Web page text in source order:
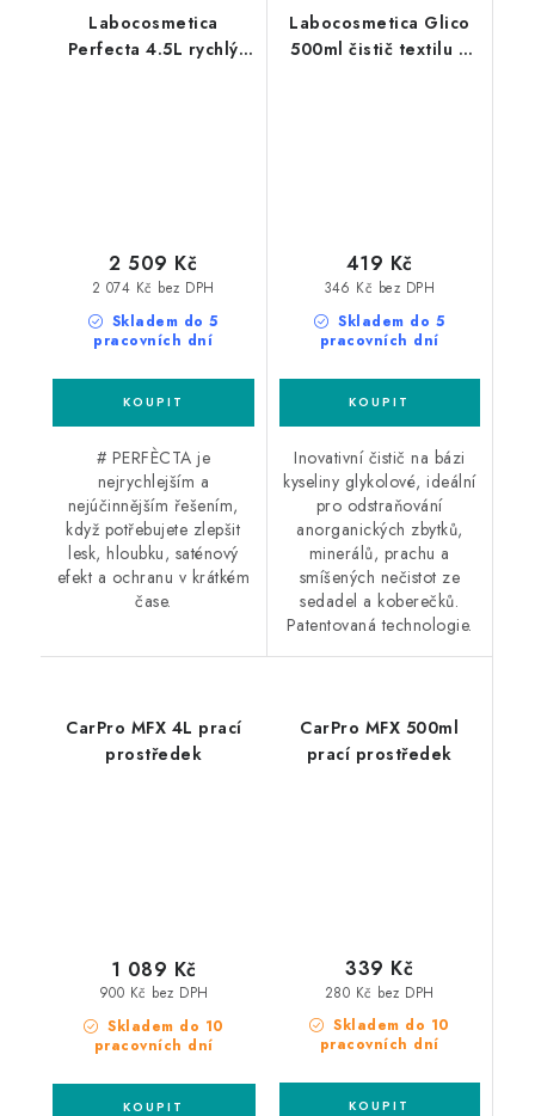
Labocosmetica
Perfecta 4.5L rychlý
Skladem do 5
pracovních dní
2 074 Kč bez DPH
2 509 Kč
# PERFÈCTA je
nejrychlejším a
nejúčinnějším řešením,
když potřebujete zlepšit
lesk, hloubku, saténový
efekt a ochranu v krátkém
čase.
Labocosmetica Glico
500ml čistič textilu a
Skladem do 5
pracovních dní
346 Kč bez DPH
419 Kč
Inovativní čistič na bázi
kyseliny glykolové, ideální
pro odstraňování
anorganických zbytků,
minerálů, prachu a
smíšených nečistot ze
sedadel a koberečků.
Patentovaná technologie.
CarPro MFX 4L prací
prostředek
Skladem do 10
pracovních dní
900 Kč bez DPH
1 089 Kč
CarPro MFX 500ml
prací prostředek
Skladem do 10
pracovních dní
280 Kč bez DPH
339 Kč